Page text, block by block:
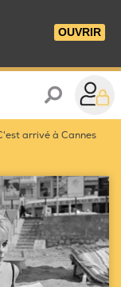
OUVRIR
arrivé à Cannes